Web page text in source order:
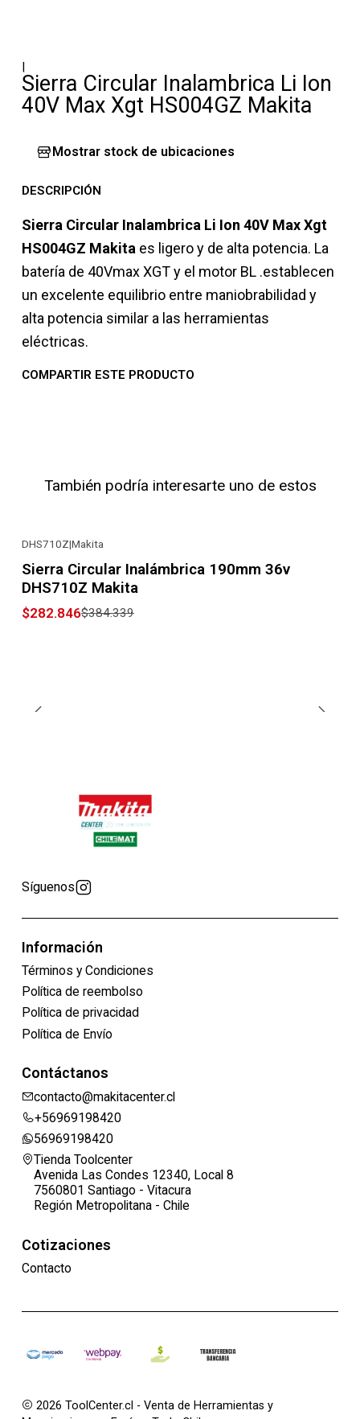
|
Sierra Circular Inalambrica Li Ion
40V Max Xgt HS004GZ Makita
Mostrar stock de ubicaciones
DESCRIPCIÓN
Sierra Circular Inalambrica Li Ion 40V Max Xgt
HS004GZ Makita es ligero y de alta potencia. La
batería de 40Vmax XGT y el motor BL .establecen
un excelente equilibrio entre maniobrabilidad y
alta potencia similar a las herramientas
eléctricas.
COMPARTIR ESTE PRODUCTO
También podría interesarte uno de estos
DHS710Z|Makita
Sierra Circular Inalámbrica 190mm 36v
DHS710Z Makita
$282.846$384.339
Síguenos
Información
Términos y Condiciones
Política de reembolso
Política de privacidad
Política de Envío
Contáctanos
contacto@makitacenter.cl
+56969198420
56969198420
Tienda Toolcenter
Avenida Las Condes 12340, Local 8
7560801 Santiago - Vitacura
Región Metropolitana - Chile
Cotizaciones
Contacto
2026 ToolCenter.cl - Venta de Herramientas y